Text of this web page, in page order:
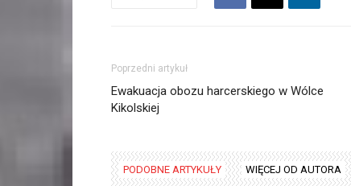
Poprzedni artykuł
Ewakuacja obozu harcerskiego w Wólce
Kikolskiej
PODOBNE ARTYKUŁY WIĘCEJ OD AUTORA